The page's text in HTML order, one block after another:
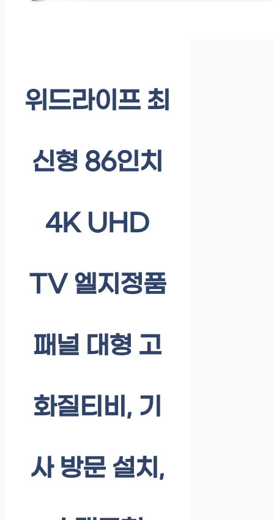
위드라이프 최
신형 86인치
4K UHD
TV 엘지정품
패널 대형 고
화질티비, 기
사 방문 설치,